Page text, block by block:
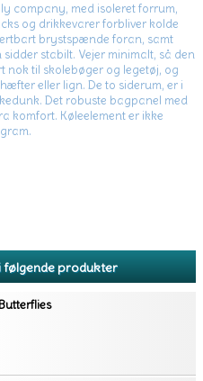
company, med isoleret forrum,
og drikkevarer forbliver kolde
brystspænde foran, samt
stabilt. Vejer minimalt, så den
nok til skolebøger og legetøj, og
eller lign. De to siderum, er i
Det robuste bagpanel med
komfort. Køleelement er ikke
følgende produkter